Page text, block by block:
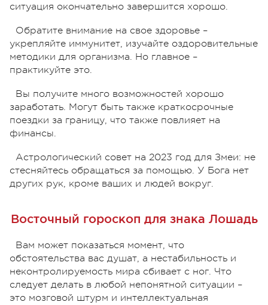
ситуация окончательно завершится хорошо.
Обратите внимание на свое здоровье –
укрепляйте иммунитет, изучайте оздоровительные
методики для организма. Но главное –
практикуйте это.
Вы получите много возможностей хорошо
заработать. Могут быть также краткосрочные
поездки за границу, что также повлияет на
финансы.
Астрологический совет на 2023 год для Змеи: не
стесняйтесь обращаться за помощью. У Бога нет
других рук, кроме ваших и людей вокруг.
Восточный гороскоп для знака Лошадь
Вам может показаться момент, что
обстоятельства вас душат, а нестабильность и
неконтролируемость мира сбивает с ног. Что
следует делать в любой непонятной ситуации –
это мозговой штурм и интеллектуальная